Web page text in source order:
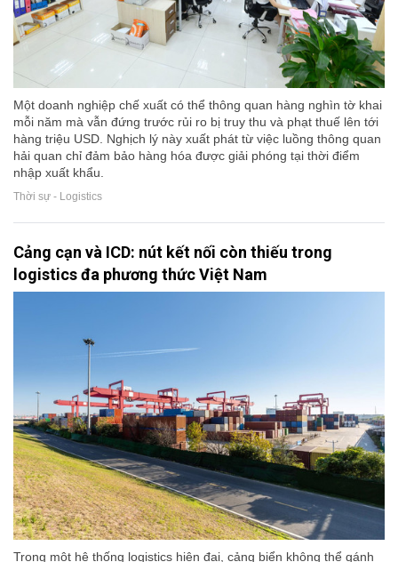
Một doanh nghiệp chế xuất có thể thông quan hàng nghìn tờ khai
mỗi năm mà vẫn đứng trước rủi ro bị truy thu và phạt thuế lên tới
hàng triệu USD. Nghịch lý này xuất phát từ việc luồng thông quan
hải quan chỉ đảm bảo hàng hóa được giải phóng tại thời điểm
nhập xuất khẩu.
Thời sự - Logistics
Cảng cạn và ICD: nút kết nối còn thiếu trong
logistics đa phương thức Việt Nam
Trong một hệ thống logistics hiện đại, cảng biển không thể gánh